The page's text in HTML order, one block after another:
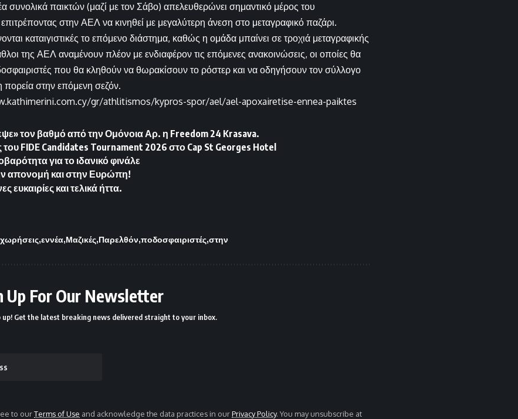
συνολικά παικτών (μαζί με τον Σάβο) απελευθερώνει σημαντικό μέρος του
στην ΑΕΛ να κινηθεί με μεγαλύτερη άνεση στο μεταγραφικό παζάρι.
καταιγιστικές το επόμενο διάστημα, καθώς η ομάδα μπαίνει σε τροχιά μεταγραφικής
της ΑΕΛ αναμένουν πλέον με ενδιαφέρον τις επόμενες ανακοινώσεις, οι οποίες θα
που θα κληθούν να θωρακίσουν το ρόστερ και να οδηγήσουν τον σύλλογο
πορεία στην επόμενη σεζόν.
gr/athlitismos/kypros-spor/ael/ael-apoxairetise-ennea-paiktes
τον βαθμό από την Ομόνοια Αρ. η Freedom 24 Krasava.
του FIDE Candidates Tournament 2026 στο Cap St Georges Hotel
για το ιδανικό φινάλε
απονομή και στην Ευρώπη!
ευκαιρίες και τελικά ήττα.
εννέα Μαζικές Παρελθόν ποδοσφαιριστές στην
Up For Our Newsletter
up! Get the latest breaking news delivered straight to your inbox.
to ourTerms of Use and acknowledge the data practices in ourPrivacy Policy. You may unsubscribe at